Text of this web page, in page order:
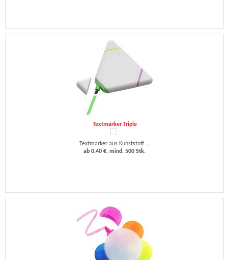
Textmarker Triple
Textmarker aus Kunststoff ...
ab 0,40 €, mind. 500 Stk.